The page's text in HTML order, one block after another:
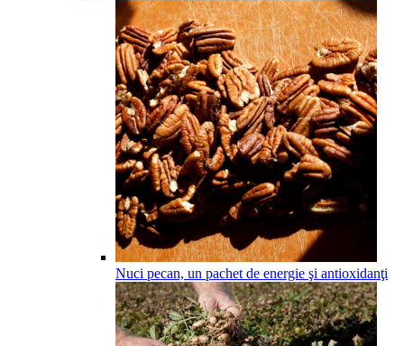
Nuci pecan, un pachet de energie şi antioxidanţi